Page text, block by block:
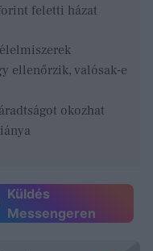
feletti házat
ellenőrzik, valósak-e
okozhat
Küldés
Messengeren